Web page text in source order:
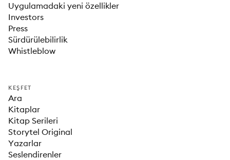
Uygulamadaki yeni özellikler
Investors
Press
Sürdürülebilirlik
Whistleblow
KEŞFET
Ara
Kitaplar
Kitap Serileri
Storytel Original
Yazarlar
Seslendirenler